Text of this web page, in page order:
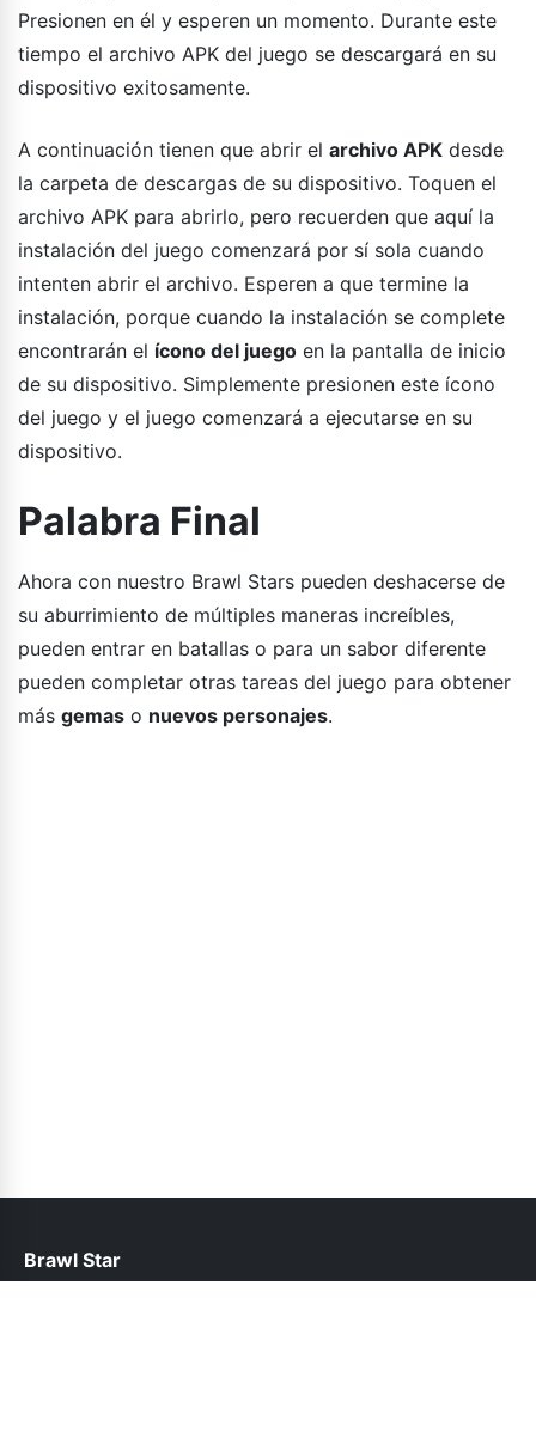
Presionen en él y esperen un momento. Durante este
tiempo el archivo APK del juego se descargará en su
dispositivo exitosamente.
A continuación tienen que abrir el archivo APK desde
la carpeta de descargas de su dispositivo. Toquen el
archivo APK para abrirlo, pero recuerden que aquí la
instalación del juego comenzará por sí sola cuando
intenten abrir el archivo. Esperen a que termine la
instalación, porque cuando la instalación se complete
encontrarán el ícono del juego en la pantalla de inicio
de su dispositivo. Simplemente presionen este ícono
del juego y el juego comenzará a ejecutarse en su
dispositivo.
Palabra Final
Ahora con nuestro Brawl Stars pueden deshacerse de
su aburrimiento de múltiples maneras increíbles,
pueden entrar en batallas o para un sabor diferente
pueden completar otras tareas del juego para obtener
más gemas o nuevos personajes.
Brawl Star